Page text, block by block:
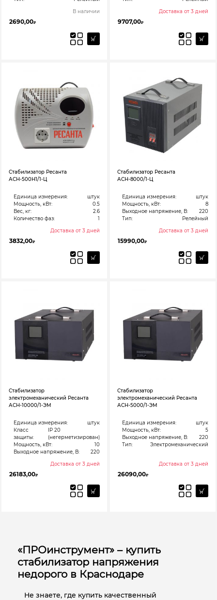
В наличии
2690,00₽
Доставка от 3 дней
9707,00₽
Стабилизатор Ресанта
АСН-500Н1/1-Ц
Единица измерения:
штук
Мощность, кВт:
0.5
Вес, кг:
2.6
Количество фаз:
1
Доставка от 3 дней
3832,00₽
Стабилизатор Ресанта
АСН-8000/1-Ц
Единица измерения:
штук
Мощность, кВт:
8
Выходное напряжение, В:
220
Тип:
Релейный
Доставка от 3 дней
15990,00₽
Стабилизатор
электромеханический Ресанта
АСН-10000/1-ЭМ
Единица измерения:
штук
Класс
защиты:
IP 20
(негерметизирован)
Мощность, кВт:
10
Выходное напряжение, В:
220
Доставка от 3 дней
26183,00₽
Стабилизатор
электромеханический Ресанта
АСН-5000/1-ЭМ
Единица измерения:
штук
Мощность, кВт:
5
Выходное напряжение, В:
220
Тип:
Электромеханический
Доставка от 3 дней
26090,00₽
«ПРОинструмент» – купить
стабилизатор напряжения
недорого в Краснодаре
Не знаете, где купить качественный